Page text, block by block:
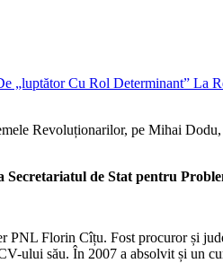
Revoluționarilor, pe Mihai Dodu,
de Stat pentru
Florin Cîțu. Fost procuror și
ului său. În 2007 a absolvit și un